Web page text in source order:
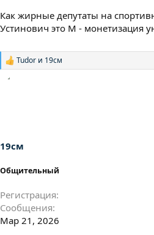
Как жирные депутаты на
Устинович это М - монетизация
Р
Tudor и 19см
19см
Общительный
Регистрация
Сообщения
Мар 21, 2026